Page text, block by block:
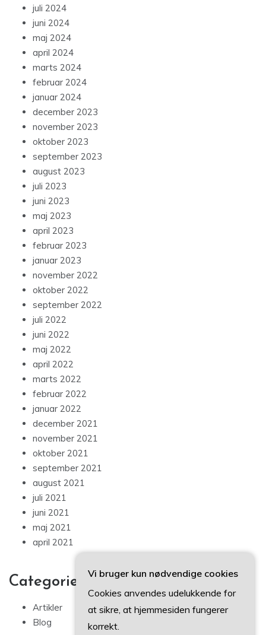
juli 2024
juni 2024
maj 2024
april 2024
marts 2024
februar 2024
januar 2024
december 2023
november 2023
oktober 2023
september 2023
august 2023
juli 2023
juni 2023
maj 2023
april 2023
februar 2023
januar 2023
november 2022
oktober 2022
september 2022
juli 2022
juni 2022
maj 2022
april 2022
marts 2022
februar 2022
januar 2022
december 2021
november 2021
oktober 2021
september 2021
august 2021
juli 2021
juni 2021
maj 2021
april 2021
Categories
Artikler
Blog
Vi bruger kun nødvendige cookies
Cookies anvendes udelukkende for
at sikre, at hjemmesiden fungerer
korrekt.